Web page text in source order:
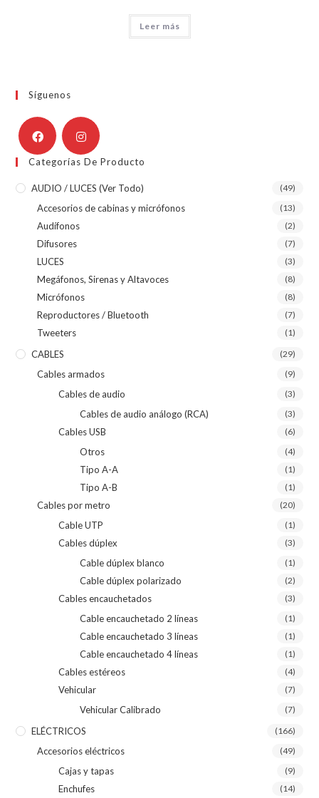
Leer más
Síguenos
Categorías De Producto
AUDIO / LUCES (ver Todo) (49)
Accesorios de cabinas y micrófonos (13)
Audífonos (2)
Difusores (7)
LUCES (3)
Megáfonos, Sirenas y Altavoces (8)
Micrófonos (8)
Reproductores / Bluetooth (7)
Tweeters (1)
CABLES (29)
Cables armados (9)
Cables de audio (3)
Cables de audio análogo (RCA) (3)
Cables USB (6)
Otros (4)
Tipo A-A (1)
Tipo A-B (1)
Cables por metro (20)
Cable UTP (1)
Cables dúplex (3)
Cable dúplex blanco (1)
Cable dúplex polarizado (2)
Cables encauchetados (3)
Cable encauchetado 2 líneas (1)
Cable encauchetado 3 líneas (1)
Cable encauchetado 4 líneas (1)
Cables estéreos (4)
Vehicular (7)
Vehicular Calibrado (7)
ELÉCTRICOS (166)
Accesorios eléctricos (49)
Cajas y tapas (9)
Enchufes (14)